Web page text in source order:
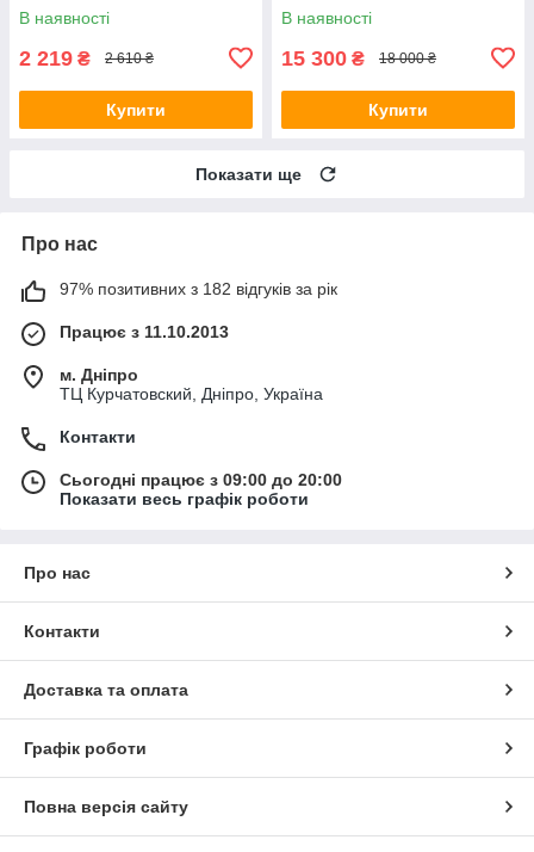
В наявності
2 219 ₴ 2 610 ₴
Купити
В наявності
15 300 ₴ 18 000 ₴
Купити
Показати ще
Про нас
97% позитивних з 182 відгуків за рік
Працює з 11.10.2013
м. Дніпро
ТЦ Курчатовский, Дніпро, Україна
Контакти
Сьогодні працює з 09:00 до 20:00
Показати весь графік роботи
Про нас
Контакти
Доставка та оплата
Графік роботи
Повна версія сайту